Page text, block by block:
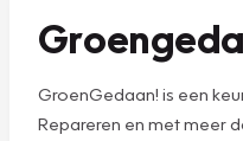
GroenGedaan! is een
Repareren en met meer